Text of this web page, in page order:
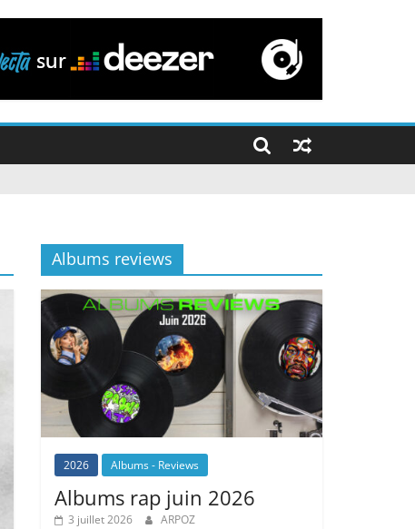
Albums reviews
2026 Albums - Reviews
Albums rap juin 2026
3 juillet 2026 ARPOZ